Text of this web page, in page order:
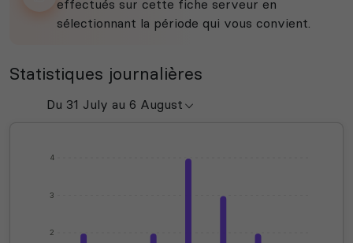
effectués sur cette fiche serveur en
sélectionnant la période qui vous convient.
Statistiques journalières
2
3
4